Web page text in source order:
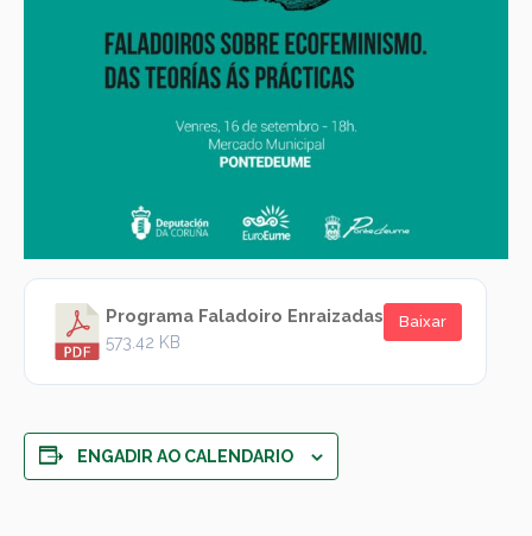
Programa Faladoiro Enraizadas
573.42 KB
Baixar
ENGADIR AO CALENDARIO